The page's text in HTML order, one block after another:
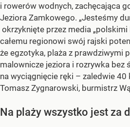
i rowerów wodnych, zachęcająca
Jeziora Zamkowego. „Jesteśmy
okrzyknięte przez media
całemu regionowi swój rajski
że egzotyka, plaża z prawdziwymi
malownicze jeziora i rozrywka bez
na wyciągnięcie ręki – zaledwie 40
Tomasz Zygnarowski, burmistrz
Na plaży wszystko jest za